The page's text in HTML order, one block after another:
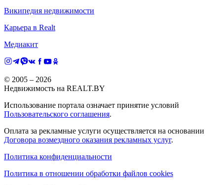
Википедия недвижимости
Карьера в Realt
Медиакит
© 2005 – 2026
Недвижимость на REALT.BY
Использование портала означает принятие условий
Пользовательского соглашения.
Оплата за рекламные услуги осуществляется на основании
Договора возмездного оказания рекламных услуг.
Политика конфиденциальности
Политика в отношении обработки файлов cookies